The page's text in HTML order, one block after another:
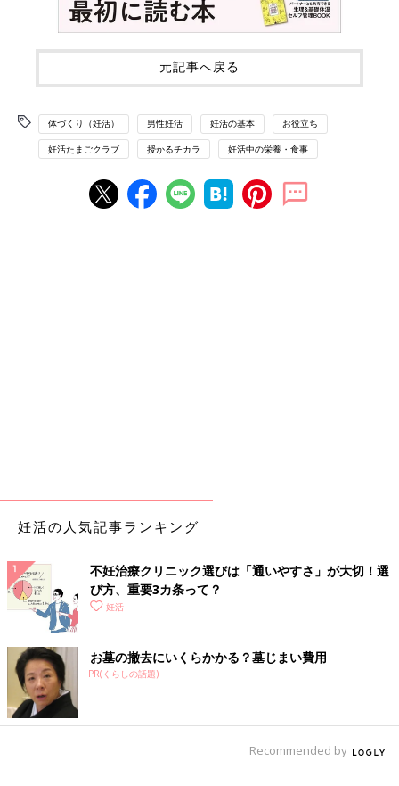
元記事へ戻る
体づくり（妊活） 男性妊活 妊活の基本 お役立ち
妊活たまごクラブ 授かるチカラ 妊活中の栄養・食事
妊活の人気記事ランキング
不妊治療クリニック選びは「通いやすさ」が大切！選
び方、重要3カ条って？
妊活
お墓の撤去にいくらかかる？墓じまい費用
PR(くらしの話題)
Recommended by